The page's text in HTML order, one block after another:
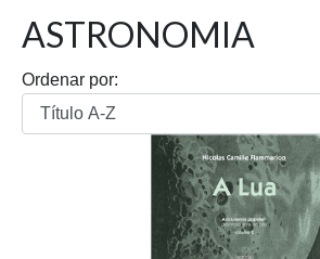
ASTRONOMIA
Ordenar por: